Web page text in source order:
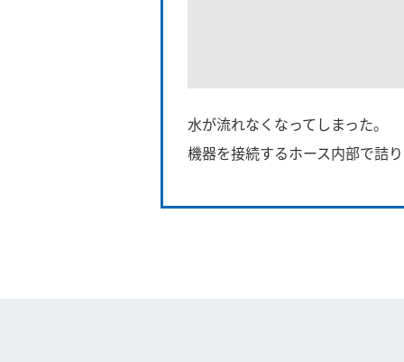
水が流れなくなってしまった。
機器を接続するホース内部で詰